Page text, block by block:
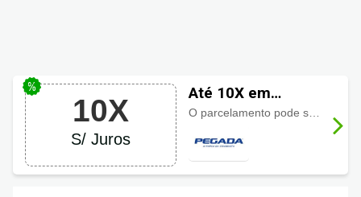
10X
S/ Juros
Até 10X em
Pegada